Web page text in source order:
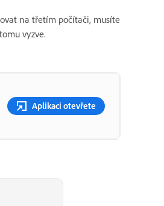
na třetím počítači, musíte
vyzve.
Aplikaci otevřete